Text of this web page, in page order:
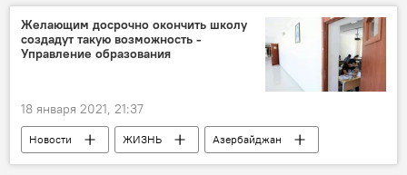
Нарушение
Желающим досрочно окончить школу
создадут такую возможность -
Управление образования
18 января 2021, 21:37
Новости ЖИЗНЬ
Азербайджан
школа
Экзамен